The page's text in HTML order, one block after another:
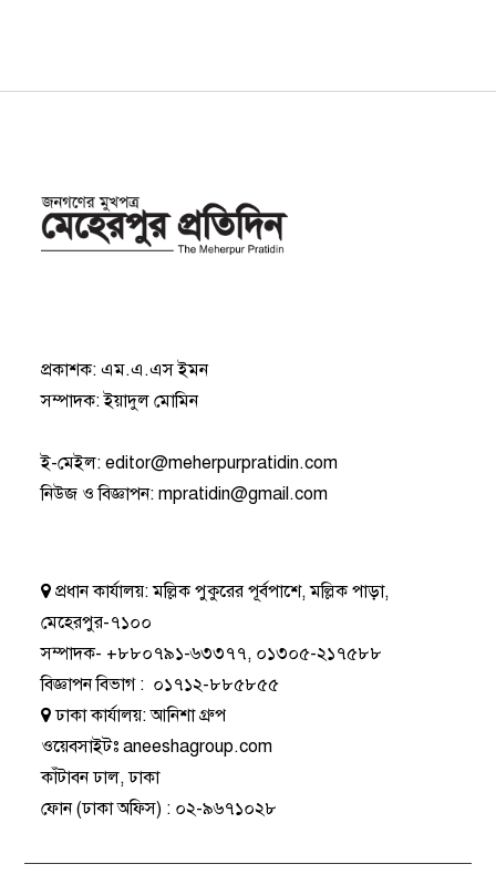
প্রকাশক: এম.এ.এস ইমন
সম্পাদক: ইয়াদুল মোমিন
ই-মেইল:editor@meherpurpratidin.com
নিউজ ও বিজ্ঞাপন:mpratidin@gmail.com
প্রধান কার্যালয়:মল্লিক পুকুরের পূর্বপাশে, মল্লিক পাড়া,
মেহেরপুর-৭১০০
সম্পাদক- +৮৮০৭৯১-৬৩৩৭৭, ০১৩০৫-২১৭৫৮৮
বিজ্ঞাপন বিভাগ: ০১৭১২-৮৮৫৮৫৫
ঢাকা কার্যালয়:আনিশা গ্রুপ
ওয়েবসাইটঃaneeshagroup.com
কাঁটাবন ঢাল, ঢাকা
ফোন(ঢাকা অফিস) : ০২-৯৬৭১০২৮